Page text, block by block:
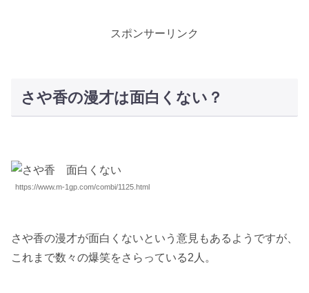
スポンサーリンク
さや香の漫才は面白くない？
https://www.m-1gp.com/combi/1125.html
さや香の漫才が面白くないという意見もあるようですが、
これまで数々の爆笑をさらっている2人。